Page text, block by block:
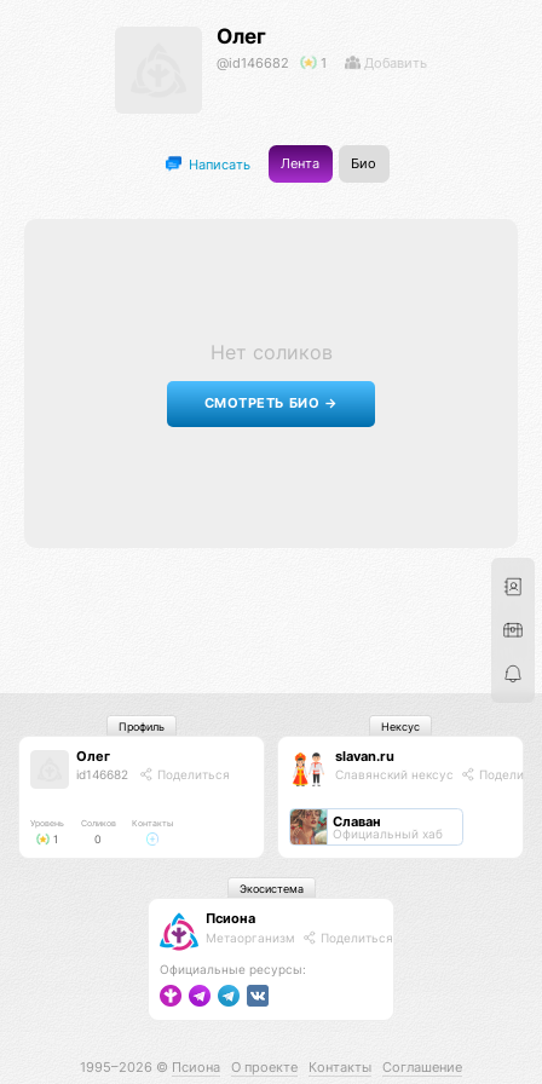
Олег
@id146682 1 Добавить
Написать Лента Био
Нет соликов
СМОТРЕТЬ БИО →
Олег
id146682 Поделиться
Уровень
1
Соликов
0
Контакты
Профиль
slavan.ru
Славянский нексус
Славан
Официальный хаб
Нексус
Псиона
Метаорганизм Поделиться
Официальные ресурсы:
Экосистема
1995–2026 © Псиона О проекте Контакты Соглашение